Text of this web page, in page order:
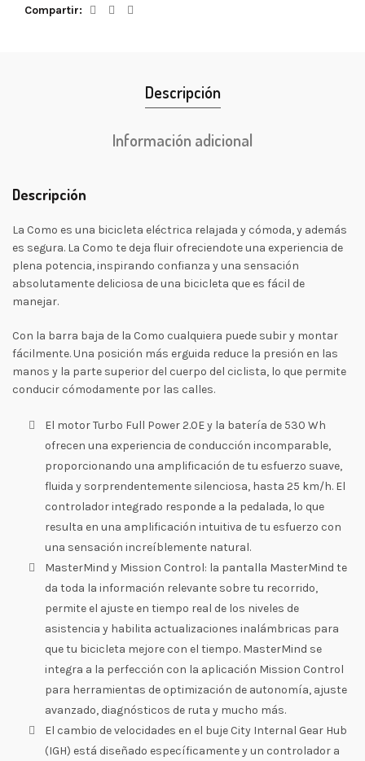
Compartir
Descripción
Información adicional
Descripción
La Como es una bicicleta eléctrica relajada y cómoda, y además
es segura. La Como te deja fluir ofreciendote una experiencia de
plena potencia, inspirando confianza y una sensación
absolutamente deliciosa de una bicicleta que es fácil de
manejar.
Con la barra baja de la Como cualquiera puede subir y montar
fácilmente. Una posición más erguida reduce la presión en las
manos y la parte superior del cuerpo del ciclista, lo que permite
conducir cómodamente por las calles.
El motor Turbo Full Power 2.0E y la batería de 530 Wh
ofrecen una experiencia de conducción incomparable,
proporcionando una amplificación de tu esfuerzo suave,
fluida y sorprendentemente silenciosa, hasta 25 km/h. El
controlador integrado responde a la pedalada, lo que
resulta en una amplificación intuitiva de tu esfuerzo con
una sensación increíblemente natural.
MasterMind y Mission Control: la pantalla MasterMind te
da toda la información relevante sobre tu recorrido,
permite el ajuste en tiempo real de los niveles de
asistencia y habilita actualizaciones inalámbricas para
que tu bicicleta mejore con el tiempo. MasterMind se
integra a la perfección con la aplicación Mission Control
para herramientas de optimización de autonomía, ajuste
avanzado, diagnósticos de ruta y mucho más.
El cambio de velocidades en el buje City Internal Gear Hub
(IGH) está diseñado específicamente y un controlador a